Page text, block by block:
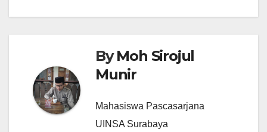
ByMoh Sirojul
Munir
Mahasiswa Pascasarjana
UINSA Surabaya